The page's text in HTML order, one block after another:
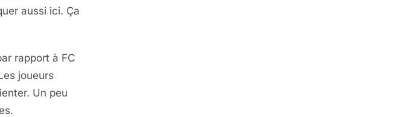
aussi ici. Ça
rapport à FC
joueurs
Un peu